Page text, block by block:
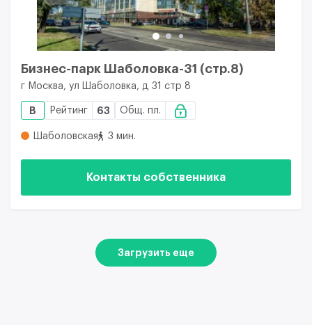
Бизнес-парк Шаболовка-31 (стр.8)
г Москва, ул Шаболовка, д 31 стр 8
B Рейтинг 63 Общ. пл.
Шаболовская 3 мин.
Контакты собственника
Загрузить еще